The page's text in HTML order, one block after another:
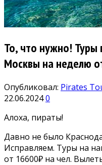
То, что нужно! Туры
Москвы на неделю
Опубликовал: Pirates
22.06.20240
Алоха, пираты!
Давно не было
Исправляем. Туры на
от 16600₽ на чел.